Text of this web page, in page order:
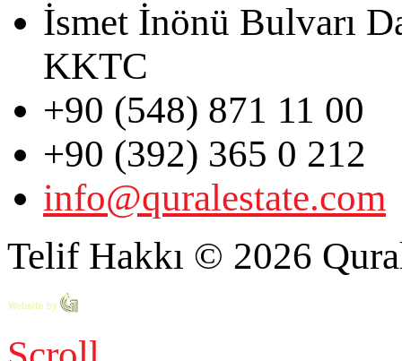
İsmet İnönü Bulvarı
KKTC
+90 (548) 871 11 00
+90 (392) 365 0 212
info@quralestate.com
Telif Hakkı © 2026